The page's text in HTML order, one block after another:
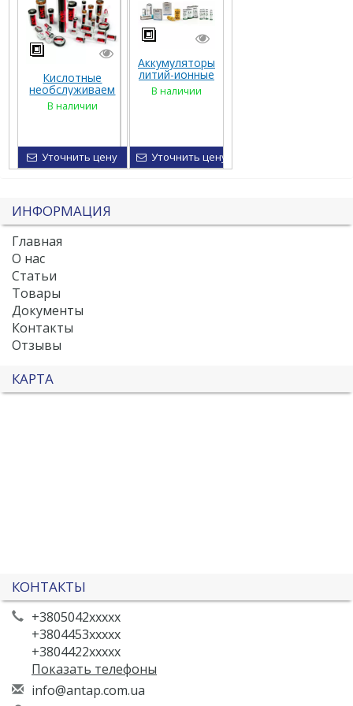
Кислотные
необслуживаем
ые
аккумуляторы
В наличии
Уточнить цену
Аккумуляторы
литий-ионные
Li-ion
Panasonic
В наличии
Уточнить цену
ИНФОРМАЦИЯ
Главная
О нас
Статьи
Товары
Документы
Контакты
Отзывы
КАРТА
КОНТАКТЫ
+3805042xxxxx
+3804453xxxxx
+3804422xxxxx
Показать телефоны
info@antap.com.ua